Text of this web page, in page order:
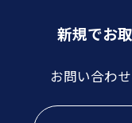
新規でお
お問い合わ